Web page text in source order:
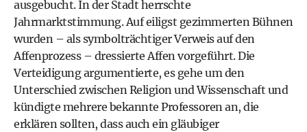
ausgebucht. In der Stadt herrschte
Jahrmarktstimmung. Auf eiligst gezimmerten Bühnen
wurden – als symbolträchtiger Verweis auf den
Affenprozess – dressierte Affen vorgeführt. Die
Verteidigung argumentierte, es gehe um den
Unterschied zwischen Religion und Wissenschaft und
kündigte mehrere bekannte Professoren an, die
erklären sollten, dass auch ein gläubiger